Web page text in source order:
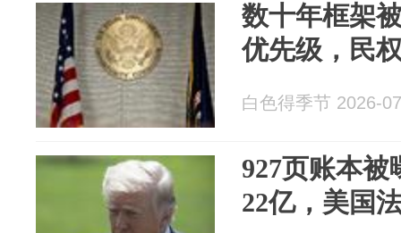
数十年框架
优先级，民
白色得季节 2026-
927页账本被
22亿，美国